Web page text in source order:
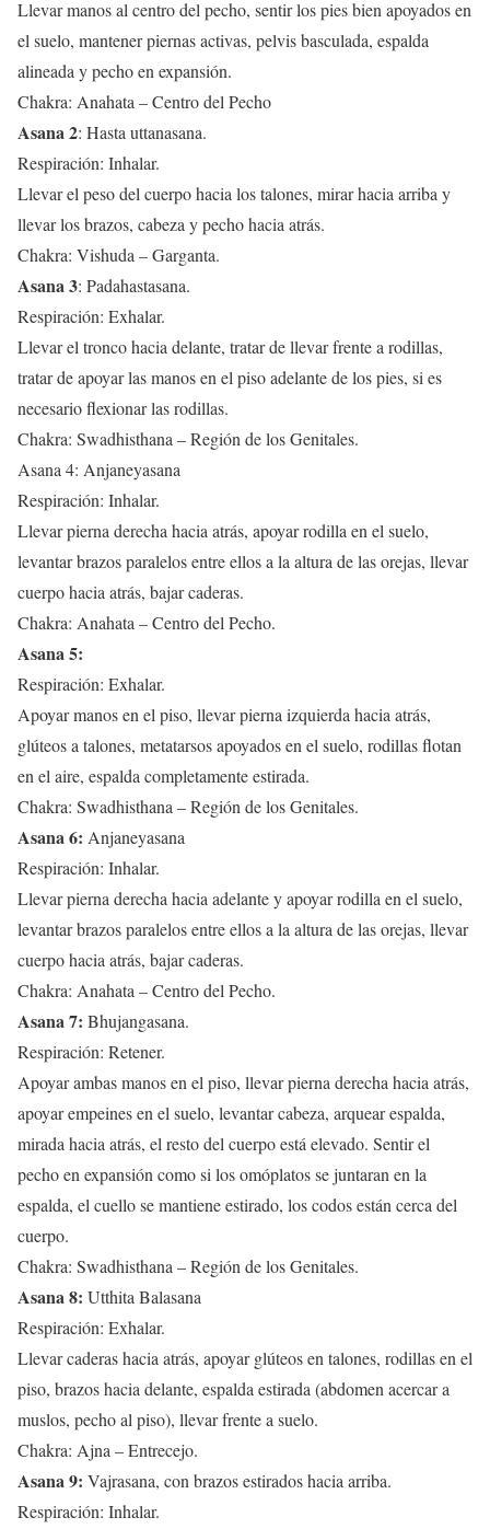
Llevar manos al centro del pecho, sentir los pies bien apoyados en
el suelo, mantener piernas activas, pelvis basculada, espalda
alineada y pecho en expansión.
Chakra: Anahata – Centro del Pecho
Asana 2: Hasta uttanasana.
Respiración: Inhalar.
Llevar el peso del cuerpo hacia los talones, mirar hacia arriba y
llevar los brazos, cabeza y pecho hacia atrás.
Chakra: Vishuda – Garganta.
Asana 3: Padahastasana.
Respiración: Exhalar.
Llevar el tronco hacia delante, tratar de llevar frente a rodillas,
tratar de apoyar las manos en el piso adelante de los pies, si es
necesario flexionar las rodillas.
Chakra: Swadhisthana – Región de los Genitales.
Asana 4: Anjaneyasana
Respiración: Inhalar.
Llevar pierna derecha hacia atrás, apoyar rodilla en el suelo,
levantar brazos paralelos entre ellos a la altura de las orejas, llevar
cuerpo hacia atrás, bajar caderas.
Chakra: Anahata – Centro del Pecho.
Asana 5:
Respiración: Exhalar.
Apoyar manos en el piso, llevar pierna izquierda hacia atrás,
glúteos a talones, metatarsos apoyados en el suelo, rodillas flotan
en el aire, espalda completamente estirada.
Chakra: Swadhisthana – Región de los Genitales.
Asana 6: Anjaneyasana
Respiración: Inhalar.
Llevar pierna derecha hacia adelante y apoyar rodilla en el suelo,
levantar brazos paralelos entre ellos a la altura de las orejas, llevar
cuerpo hacia atrás, bajar caderas.
Chakra: Anahata – Centro del Pecho.
Asana 7: Bhujangasana.
Respiración: Retener.
Apoyar ambas manos en el piso, llevar pierna derecha hacia atrás,
apoyar empeines en el suelo, levantar cabeza, arquear espalda,
mirada hacia atrás, el resto del cuerpo está elevado. Sentir el
pecho en expansión como si los omóplatos se juntaran en la
espalda, el cuello se mantiene estirado, los codos están cerca del
cuerpo.
Chakra: Swadhisthana – Región de los Genitales.
Asana 8: Utthita Balasana
Respiración: Exhalar.
Llevar caderas hacia atrás, apoyar glúteos en talones, rodillas en el
piso, brazos hacia delante, espalda estirada (abdomen acercar a
muslos, pecho al piso), llevar frente a suelo.
Chakra: Ajna – Entrecejo.
Asana 9: Vajrasana, con brazos estirados hacia arriba.
Respiración: Inhalar.